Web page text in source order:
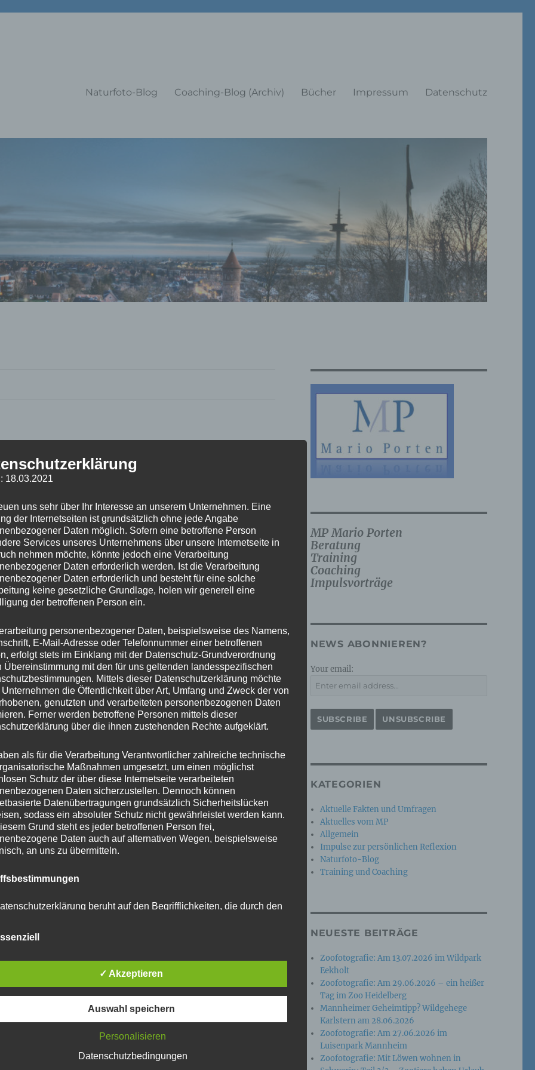
Naturfoto-Blog Coaching-Blog (Archiv) Bücher Impressum Datenschutz
abzugeben.
reduzieren.
MP Mario Porten
Beratung
Training
Coaching
Impulsvorträge
NEWS ABONNIEREN?
Your email:
KATEGORIEN
Aktuelle Fakten und Umfragen
Aktuelles vom MP
Allgemein
Impulse zur persönlichen Reflexion
Naturfoto-Blog
Training und Coaching
NEUESTE BEITRÄGE
Zoofotografie: Am 13.07.2026 im Wildpark
Eekholt
Zoofotografie: Am 29.06.2026 – ein heißer
Tag im Zoo Heidelberg
Mannheimer Geheimtipp? Wildgehege
Karlstern am 28.06.2026
Zoofotografie: Am 27.06.2026 im
Luisenpark Mannheim
Zoofotografie: Mit Löwen wohnen in
18.03.2021
uns sehr über Ihr Interesse an unserem Unternehmen. Eine
der Internetseiten ist grundsätzlich ohne jede Angabe
Daten möglich. Sofern eine betroffene Person
Services unseres Unternehmens über unsere Internetseite in
nehmen möchte, könnte jedoch eine Verarbeitung
Daten erforderlich werden. Ist die Verarbeitung
Daten erforderlich und besteht für eine solche
keine gesetzliche Grundlage, holen wir generell eine
der betroffenen Person ein.
personenbezogener Daten, beispielsweise des Namens,
E-Mail-Adresse oder Telefonnummer einer betroffenen
erfolgt stets im Einklang mit der Datenschutz-Grundverordnung
Übereinstimmung mit den für uns geltenden landesspezifischen
Mittels dieser Datenschutzerklärung möchte
Unternehmen die Öffentlichkeit über Art, Umfang und Zweck der von
genutzten und verarbeiteten personenbezogenen Daten
Ferner werden betroffene Personen mittels dieser
über die ihnen zustehenden Rechte aufgeklärt.
als für die Verarbeitung Verantwortlicher zahlreiche technische
Maßnahmen umgesetzt, um einen möglichst
Schutz der über diese Internetseite verarbeiteten
Daten sicherzustellen. Dennoch können
Datenübertragungen grundsätzlich Sicherheitslücken
sodass ein absoluter Schutz nicht gewährleistet werden kann.
Grund steht es jeder betroffenen Person frei,
Daten auch auf alternativen Wegen, beispielsweise
an uns zu übermitteln.
beruht auf den Begrifflichkeiten, die durch den
Grundverordnung (DS-GVO) verwendet wurden. Unsere
soll sowohl für die Öffentlichkeit als auch für unsere
gewährleisten, möchten wir vorab die verwendeten
in dieser Datenschutzerklärung unter anderem die
✓ Akzeptieren
Auswahl speichern
Personalisieren
Datenschutzbedingungen